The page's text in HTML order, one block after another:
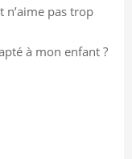
n’aime pas trop
à mon enfant ?